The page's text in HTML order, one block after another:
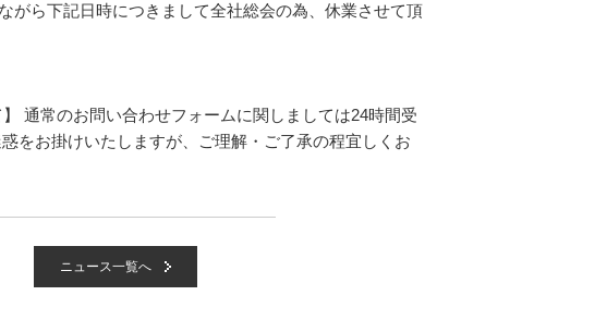
がら下記日時につきまして全社総会の為、休業させて頂
通常のお問い合わせフォームに関しましては24時間受
をお掛けいたしますが、ご理解・ご了承の程宜しくお
ニュース一覧へ